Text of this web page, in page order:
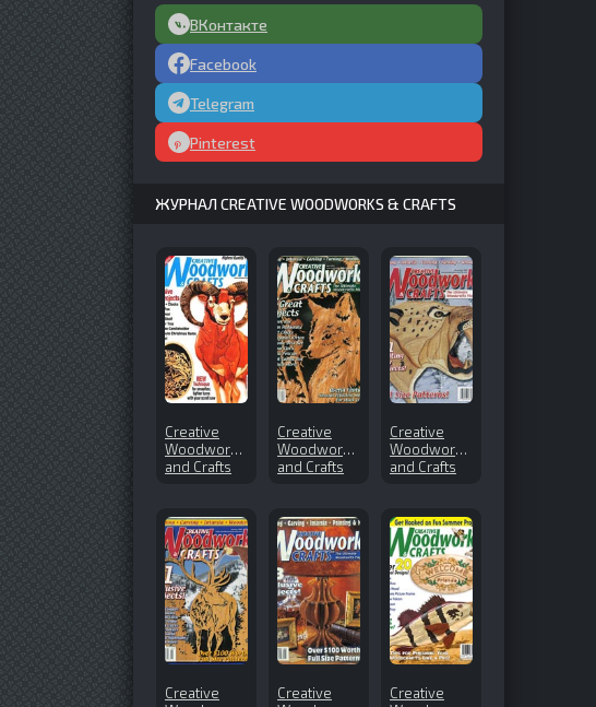
ВКонтакте
Facebook
Telegram
Pinterest
ЖУРНАЛ CREATIVE WOODWORKS & CRAFTS
Creative
Woodworks
and Crafts
Creative
Woodworks
and Crafts
Creative
Woodworks
and Crafts
Creative
Creative
Creative